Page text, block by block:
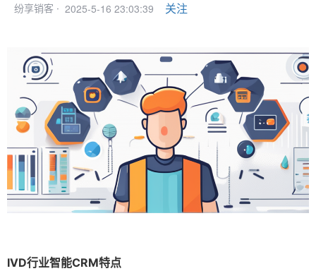
纷享销客 · 2025-5-16 23:03:39 关注
IVD行业智能CRM特点